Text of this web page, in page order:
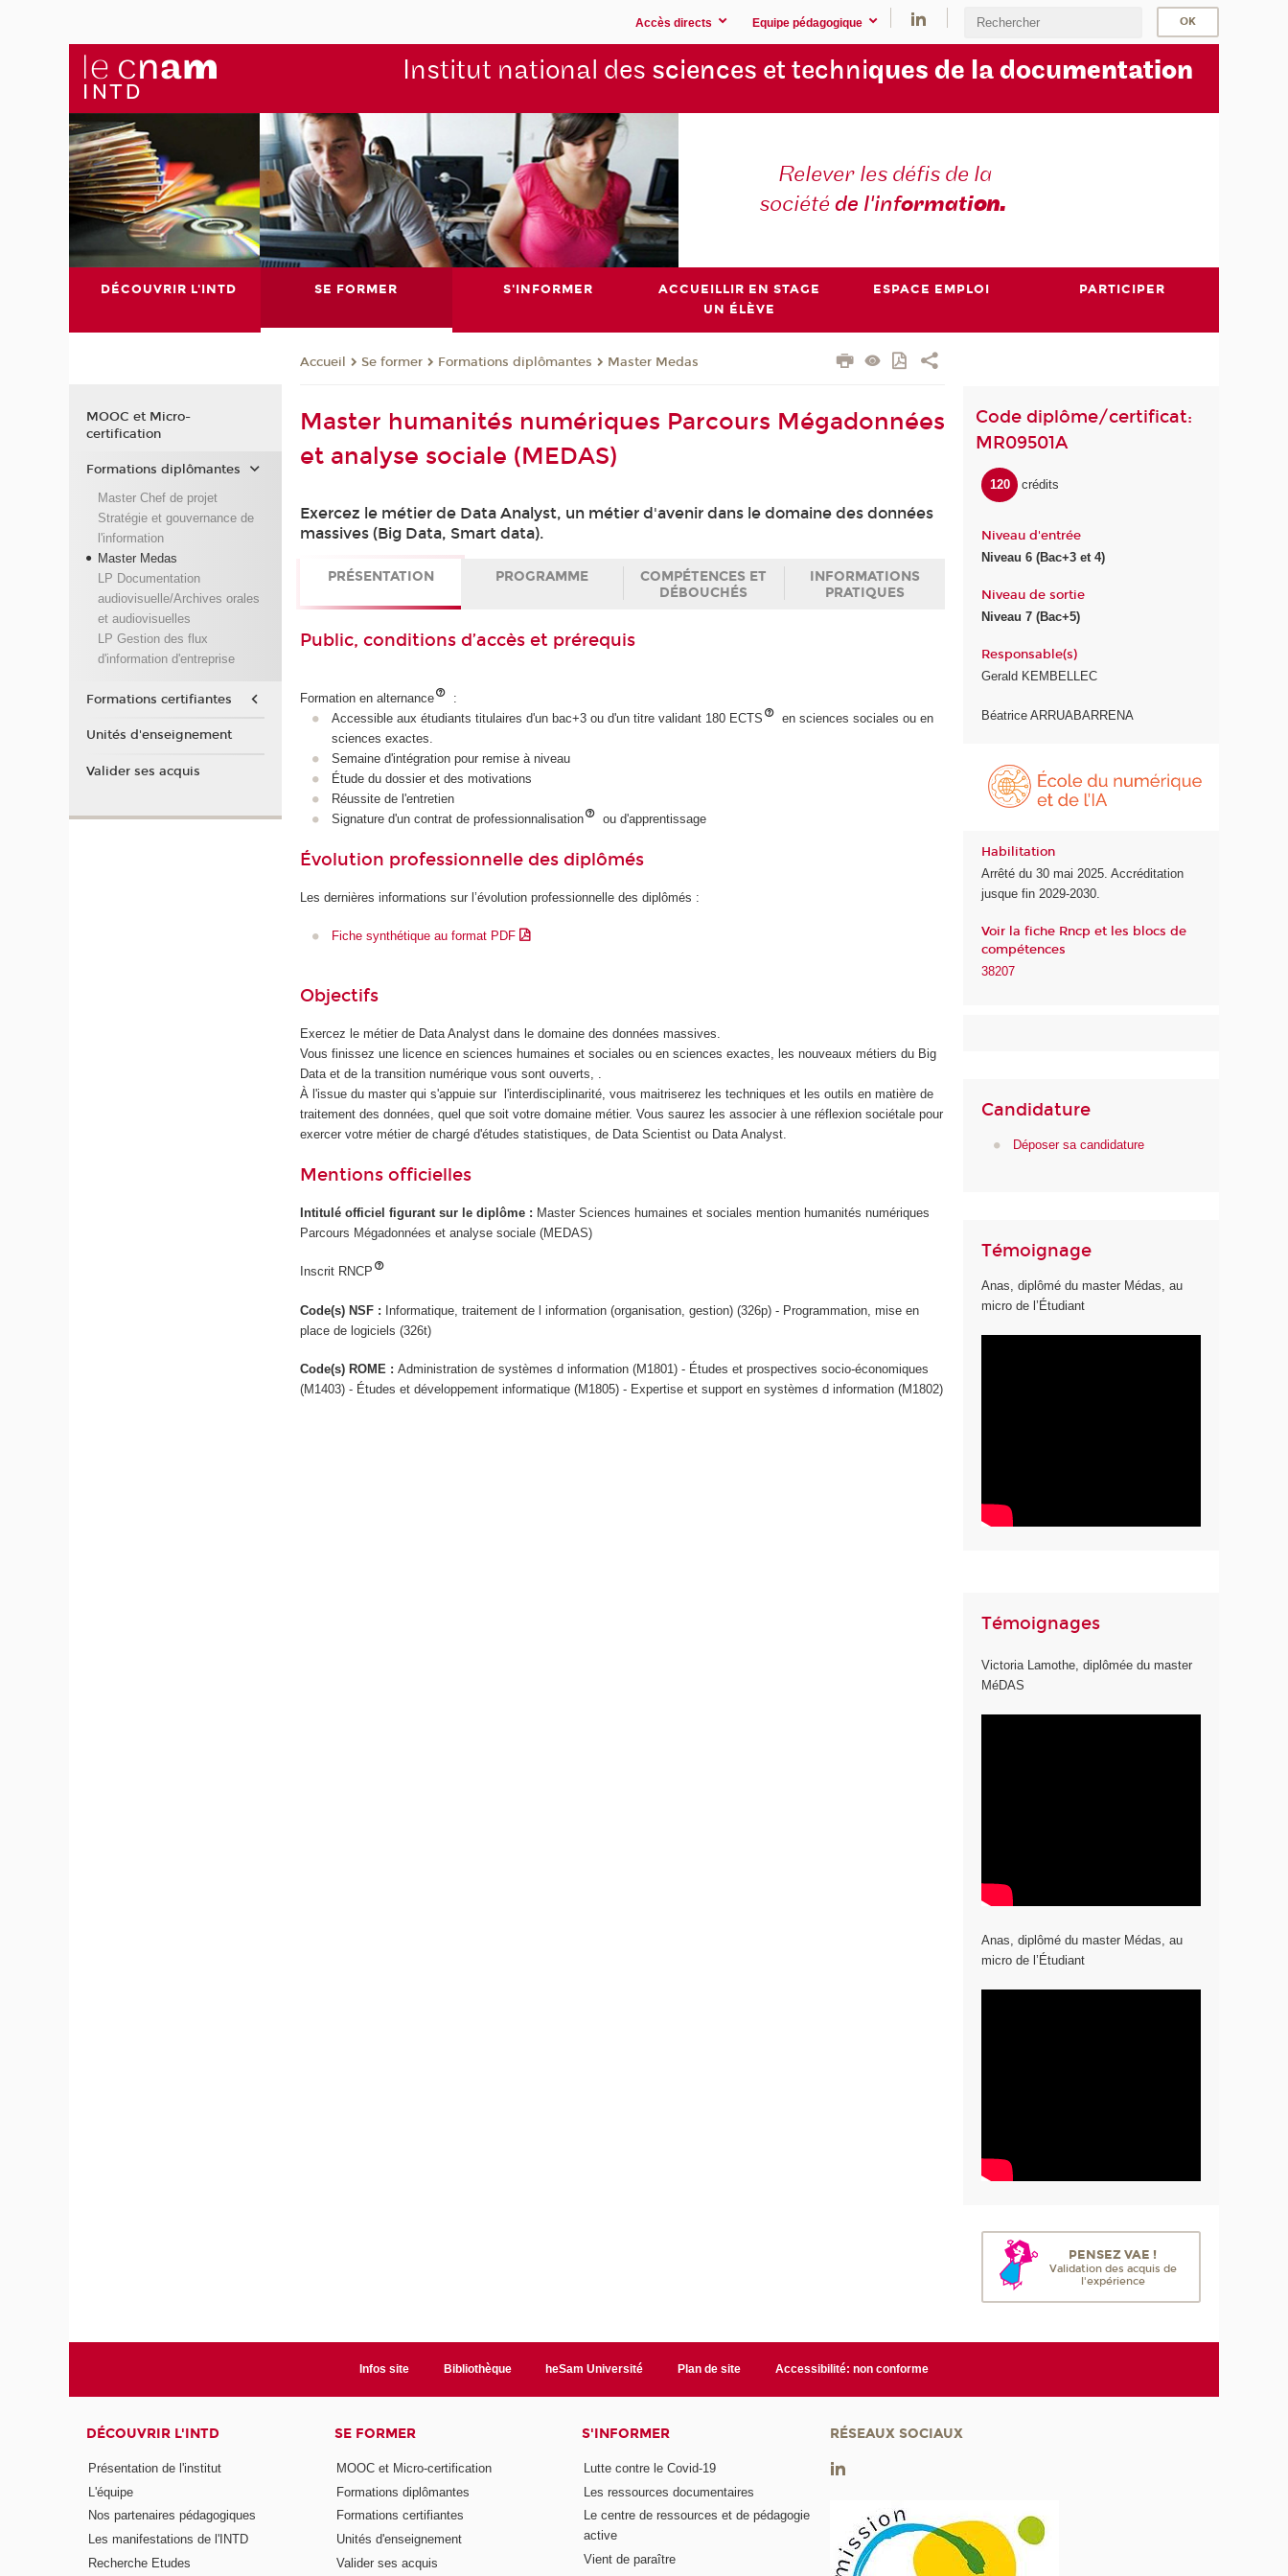
Accès directs Equipe pédagogique
Institut national des sciences et techniques de la documentation
Relever les défis de la
sociétéde l'information.
DÉCOUVRIR L'INTD SE FORMER S'INFORMER
ACCUEILLIR EN STAGE
UN ÉLÈVE
ESPACE EMPLOI PARTICIPER
Accueil Se former Formations diplômantes Master Medas
Master humanités numériques Parcours Mégadonnées
et analyse sociale (MEDAS)
Exercez le métier de Data Analyst, un métier d'avenir dans le domaine des données
massives (Big Data, Smart data).
PRÉSENTATION PROGRAMME
COMPÉTENCES ET
DÉBOUCHÉS
INFORMATIONS
PRATIQUES
Public, conditions d’accès et prérequis
Formation en alternance
:
Accessible aux étudiants titulaires d'un bac+3 ou d'un titre validant 180 ECTS
en sciences sociales ou en
sciences exactes.
Semaine d'intégration pour remise à niveau
Étude du dossier et des motivations
Réussite de l'entretien
Signature d'un contrat de professionnalisation
ou d'apprentissage
Évolution professionnelle des diplômés
Les dernières informations sur l’évolution professionnelle des diplômés :
Fiche synthétique au format PDF
Objectifs
Exercez le métier de Data Analyst dans le domaine des données massives.
Vous finissez une licence en sciences humaines et sociales ou en sciences exactes, les nouveaux métiers du Big
Data et de la transition numérique vous sont ouverts, .
À l'issue du master qui s'appuie sur l'interdisciplinarité, vous maitriserez les techniques et les outils en matière de
traitement des données, quel que soit votre domaine métier. Vous saurez les associer à une réflexion sociétale pour
exercer votre métier de chargé d'études statistiques, de Data Scientist ou Data Analyst.
Mentions officielles
Intitulé officiel figurant sur le diplôme : Master Sciences humaines et sociales mention humanités numériques
Parcours Mégadonnées et analyse sociale (MEDAS)
Inscrit RNCP
Code(s) NSF : Informatique, traitement de l information (organisation, gestion) (326p) - Programmation, mise en
place de logiciels (326t)
Code(s) ROME :Administration de systèmes d information (M1801) - Études et prospectives socio-économiques
(M1403) - Études et développement informatique (M1805) - Expertise et support en systèmes d information (M1802)
Code diplôme/certificat:
MR09501A
120 crédits
Niveau d'entrée
Niveau 6 (Bac+3 et 4)
Niveau de sortie
Niveau 7 (Bac+5)
Responsable(s)
Gerald KEMBELLEC
Béatrice ARRUABARRENA
Habilitation
Arrêté du 30 mai 2025. Accréditation
jusque fin 2029-2030.
Voir la fiche Rncp et les blocs de
compétences
38207
Candidature
Déposer sa candidature
Témoignage
Anas, diplômé du master Médas, au
micro de l’Étudiant
Témoignages
Victoria Lamothe, diplômée du master
MéDAS
Anas, diplômé du master Médas, au
micro de l’Étudiant
PENSEZ VAE !
Validation des acquis de
l'expérience
MOOC et Micro-
certification
Formations diplômantes
Master Chef de projet
Stratégie et gouvernance de
l'information
Master Medas
LP Documentation
audiovisuelle/Archives orales
et audiovisuelles
LP Gestion des flux
d'information d'entreprise
Formations certifiantes
Unités d'enseignement
Valider ses acquis
Infos site Bibliothèque heSam Université Plan de site Accessibilité: non conforme
DÉCOUVRIR L'INTD
Présentation de l'institut
L'équipe
Nos partenaires pédagogiques
Les manifestations de l'INTD
Recherche Etudes
SE FORMER
MOOC et Micro-certification
Formations diplômantes
Formations certifiantes
Unités d'enseignement
Valider ses acquis
S'INFORMER
Lutte contre le Covid-19
Les ressources documentaires
Le centre de ressources et de pédagogie
active
Vient de paraître
RÉSEAUX SOCIAUX